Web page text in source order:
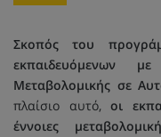
Σκοπός του
εκπαιδευόμενων
Μεταβολομικής σε
πλαίσιο αυτό, οι
έννοιες